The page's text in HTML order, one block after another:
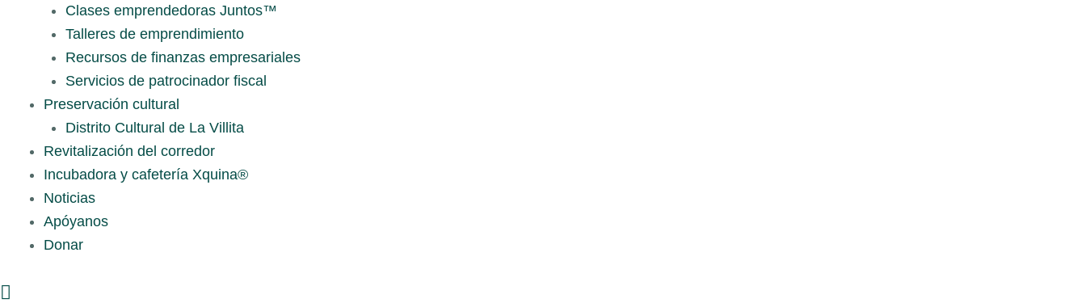
Clases emprendedoras Juntos™
Talleres de emprendimiento
Recursos de finanzas empresariales
Servicios de patrocinador fiscal
Preservación cultural
Distrito Cultural de La Villita
Revitalización del corredor
Incubadora y cafetería Xquina®
Noticias
Apóyanos
Donar